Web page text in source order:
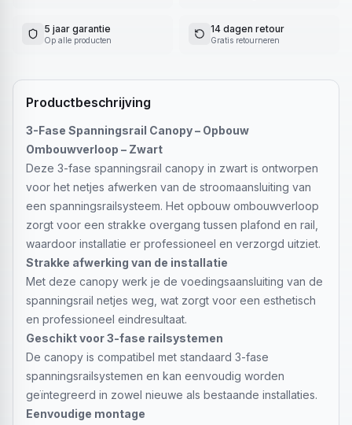
5 jaar garantie
Op alle producten
14 dagen retour
Gratis retourneren
Productbeschrijving
3-Fase Spanningsrail Canopy – Opbouw
Ombouwverloop – Zwart
Deze 3-fase spanningsrail canopy in zwart is ontworpen
voor het netjes afwerken van de stroomaansluiting van
een spanningsrailsysteem. Het opbouw ombouwverloop
zorgt voor een strakke overgang tussen plafond en rail,
waardoor installatie er professioneel en verzorgd uitziet.
Strakke afwerking van de installatie
Met deze canopy werk je de voedingsaansluiting van de
spanningsrail netjes weg, wat zorgt voor een esthetisch
en professioneel eindresultaat.
Geschikt voor 3-fase railsystemen
De canopy is compatibel met standaard 3-fase
spanningsrailsystemen en kan eenvoudig worden
geïntegreerd in zowel nieuwe als bestaande installaties.
Eenvoudige montage